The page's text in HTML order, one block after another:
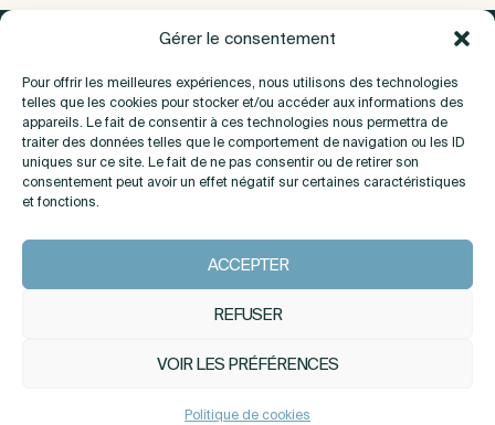
Gérer le consentement
Pour offrir les meilleures expériences, nous utilisons des technologies
telles que les cookies pour stocker et/ou accéder aux informations des
appareils. Le fait de consentir à ces technologies nous permettra de
traiter des données telles que le comportement de navigation ou les ID
uniques sur ce site. Le fait de ne pas consentir ou de retirer son
consentement peut avoir un effet négatif sur certaines caractéristiques
et fonctions.
ACCEPTER
REFUSER
VOIR LES PRÉFÉRENCES
Politique de cookies
A propos
Contact
LINKEDIN